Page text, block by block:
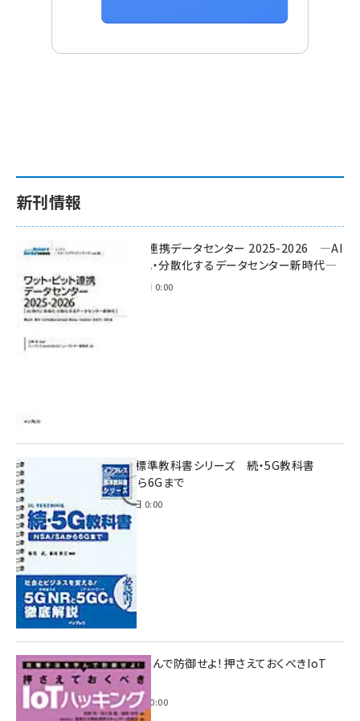
新刊情報
ワット・ビット連携データセンター 2025-2026 ―AI
時代に多様化・分散化するデータセンター新時代―
2025年11月28日 0:00
インプレス標準教科書シリーズ 続・5G教科書
NSA/SAから6Gまで
2023年4月3日 0:00
攻撃手法を学んで防御せよ! 押さえておくべきIoT
ハッキング
2022年6月14日 0:00